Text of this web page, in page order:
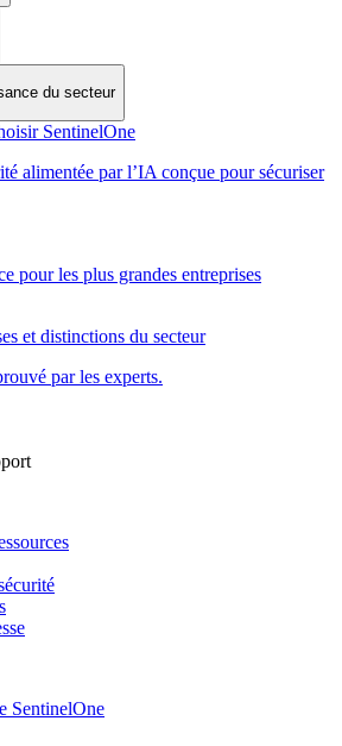
du secteur
SentinelOne
alimentée par l’IA conçue pour sécuriser
pour les plus grandes entreprises
et distinctions du secteur
par les experts.
SentinelOne